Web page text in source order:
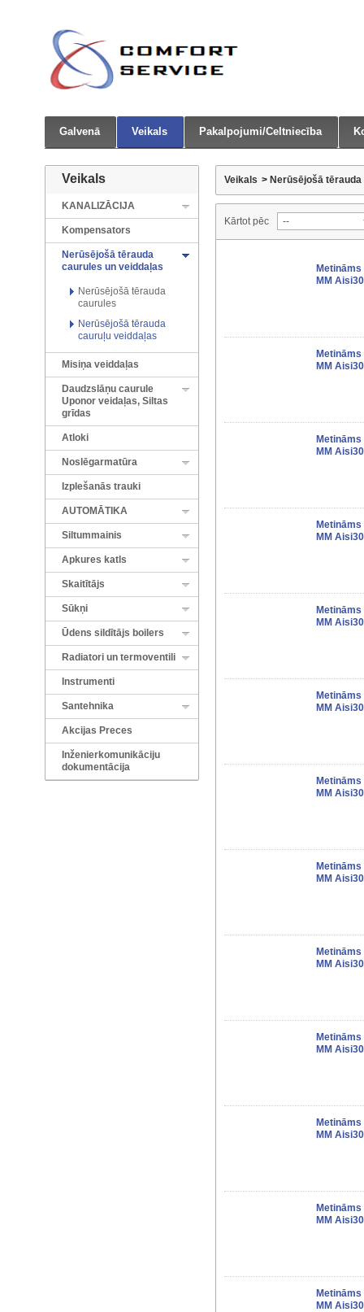
Galvenā Veikals Pakalpojumi/Celtniecība
Veikals
KANALIZĀCIJA
Kompensators
Nerūsējošā tērauda
caurules un veiddaļas
Nerūsējošā tērauda
caurules
Nerūsējošā tērauda
cauruļu veiddaļas
Misiņa veiddaļas
Daudzslāņu caurule
Uponor veidaļas, Siltas
grīdas
Atloki
Noslēgarmatūra
Izplešanās trauki
AUTOMĀTIKA
Siltummainis
Apkures katls
Skaitītājs
Sūkņi
Ūdens sildītājs boilers
Radiatori un termoventili
Instrumenti
Santehnika
Akcijas Preces
Inženierkomunikāciju
dokumentācija
Veikals > Nerūsējošā
Kārtot pēc
MM
MM
MM
MM
MM
MM
MM
MM
MM
MM
MM
MM
MM